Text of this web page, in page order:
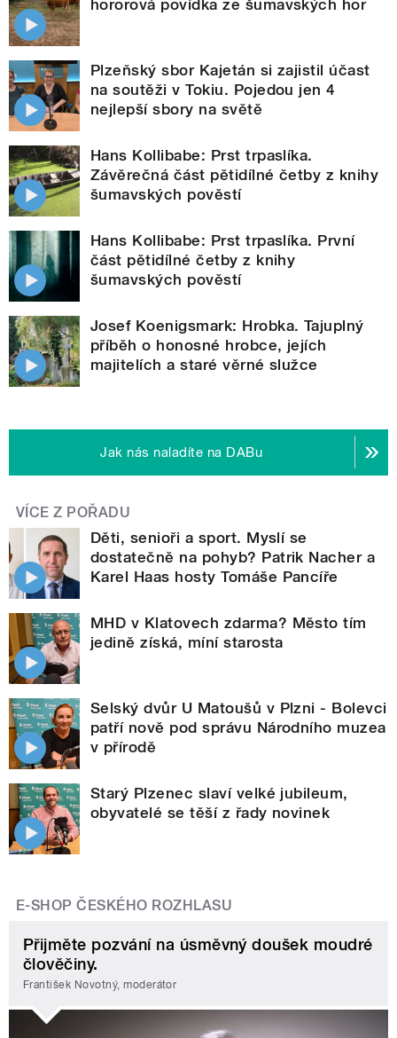
hororová povídka ze šumavských hor
Plzeňský sbor Kajetán si zajistil účast
na soutěži v Tokiu. Pojedou jen 4
nejlepší sbory na světě
Hans Kollibabe: Prst trpaslíka.
Závěrečná část pětidílné četby z knihy
šumavských pověstí
Hans Kollibabe: Prst trpaslíka. První
část pětidílné četby z knihy
šumavských pověstí
Josef Koenigsmark: Hrobka. Tajuplný
příběh o honosné hrobce, jejích
majitelích a staré věrné služce
Jak nás naladíte na DABu
VÍCE Z POŘADU
Děti, senioři a sport. Myslí se
dostatečně na pohyb? Patrik Nacher a
Karel Haas hosty Tomáše Pancíře
MHD v Klatovech zdarma? Město tím
jedině získá, míní starosta
Selský dvůr U Matoušů v Plzni - Bolevci
patří nově pod správu Národního muzea
v přírodě
Starý Plzenec slaví velké jubileum,
obyvatelé se těší z řady novinek
E-SHOP ČESKÉHO ROZHLASU
Přijměte pozvání na úsměvný doušek moudré
člověčiny.
František Novotný, moderátor